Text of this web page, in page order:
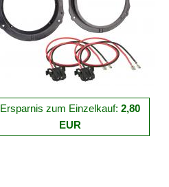
Ersparnis zum Einzelkauf: 2,80
EUR